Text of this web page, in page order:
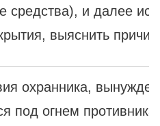
средства), и далее
выяснить
охранника,
под огнем